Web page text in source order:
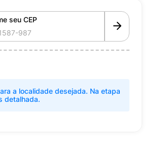
seu CEP
a localidade desejada. Na etapa
detalhada.